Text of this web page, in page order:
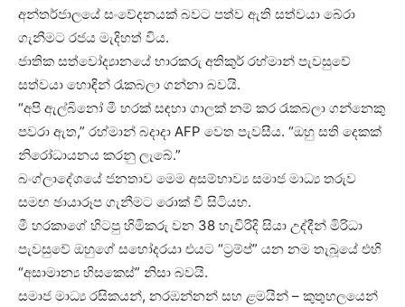
අන්තර්ජාලයේ සංවේදනයක් බවට පත්ව ඇති සත්වයා බේරා
ගැනීමට රජය මැදිහත් විය.
ජාතික සත්වෝද්‍යානයේ භාරකරු අතිකුර් රහ්මාන් පැවසුවේ
සත්වයා හොඳින් රැකබලා ගන්නා බවයි.
“අපි ඇල්බිනෝ මී හරක් සඳහා ගාලක් නම් කර රැකබලා ගන්නෙකු
පවරා ඇත,” රහ්මාන් බදාදා AFP වෙත පැවසීය. “ඔහු සති දෙකක්
නිරෝධායනය කරනු ලැබේ.”
බංග්ලාදේශයේ ජනතාව මෙම අසම්භාව්‍ය සමාජ මාධ්‍ය තරුව
සමඟ ඡායාරූප ගැනීමට රොක් වී සිටියහ.
මී හරකාගේ හිටපු හිමිකරු වන 38 හැවිරිදි සියා උද්දීන් මිරිධා
පැවසුවේ ඔහුගේ සහෝදරයා එයට “ට්‍රම්ප්” යන නම තැබූයේ එහි
“අසාමාන්‍ය හිසකෙස්” නිසා බවයි.
සමාජ මාධ්‍ය රසිකයන්, නරඹන්නන් සහ ළමයින් – කුතුහලයෙන්